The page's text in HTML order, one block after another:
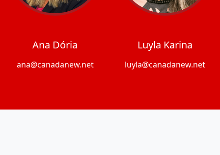
Ana Dória
ana@canadanew.net
Luyla Karina
luyla@canadanew.net